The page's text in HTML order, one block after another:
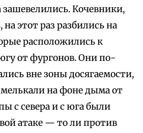
зашевелились. Кочевники,
этот раз разбились на
расположились к
от фургонов. Они по-
вне зоны досягаемости,
на фоне дыма от
с севера и с юга были
атаке — то ли против